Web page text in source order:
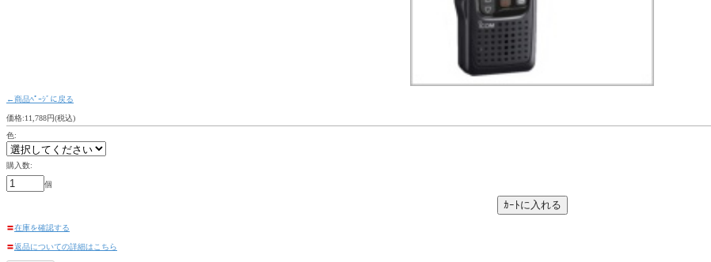
←商品ﾍﾟｰｼﾞに戻る
価格:11,788円(税込)
色:
購入数:
個
〓在庫を確認する
〓返品についての詳細はこちら